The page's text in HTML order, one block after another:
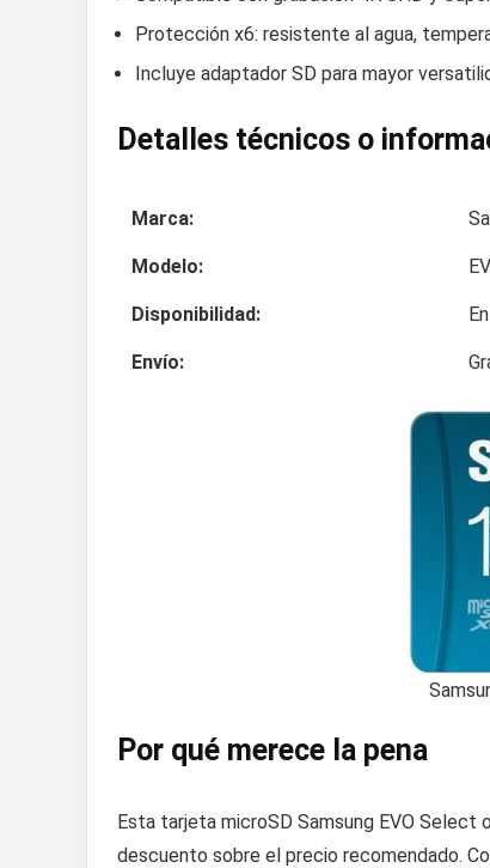
Protección x6: resistente al agua,
Incluye adaptador SD para mayor
Detalles técnicos o
Marca:
Modelo:
Disponibilidad:
Envío:
Por qué merece la pena
Esta tarjeta microSD Samsung EVO Select
descuento sobre el precio recomendado.